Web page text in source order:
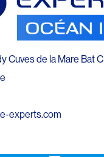
Cuves de la Mare Bat C
experts.com